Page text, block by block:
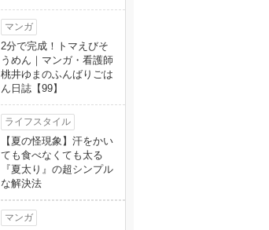
マンガ
2分で完成！トマえびそ
うめん｜マンガ・看護師
桃井ゆまのふんばりごは
ん日誌【99】
ライフスタイル
【夏の怪現象】汗をかい
ても食べなくても太る
『夏太り』の超シンプル
な解決法
マンガ